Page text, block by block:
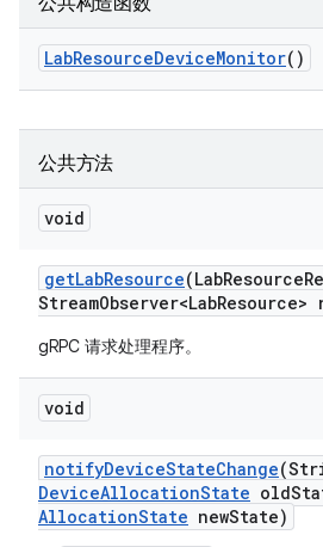
LabResourceDeviceMonitor()
公共方法
void
getLabResource(LabResource
StreamObserver<LabResource>
gRPC 请求处理程序。
void
notifyDeviceStateChange
DeviceAllocationState old
AllocationState newState)